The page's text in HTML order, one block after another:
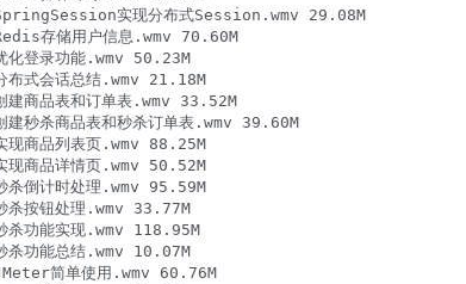
实现分布式Session.wmv 29.08M
存储用户信息.wmv 70.60M
化登录功能.wmv 50.23M
布式会话总结.wmv 21.18M
建商品表和订单表.wmv 33.52M
建秒杀商品表和秒杀订单表.wmv 39.60M
现商品列表页.wmv 88.25M
现商品详情页.wmv 50.52M
杀倒计时处理.wmv 95.59M
杀按钮处理.wmv 33.77M
杀功能实现.wmv 118.95M
杀功能总结.wmv 10.07M
简单使用.wmv 60.76M